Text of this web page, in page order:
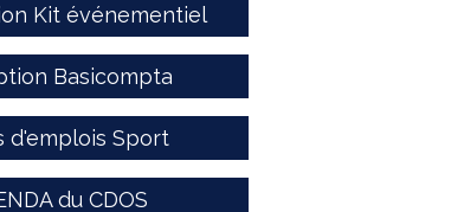
Kit événementiel
Basicompta
d'emplois Sport
du CDOS